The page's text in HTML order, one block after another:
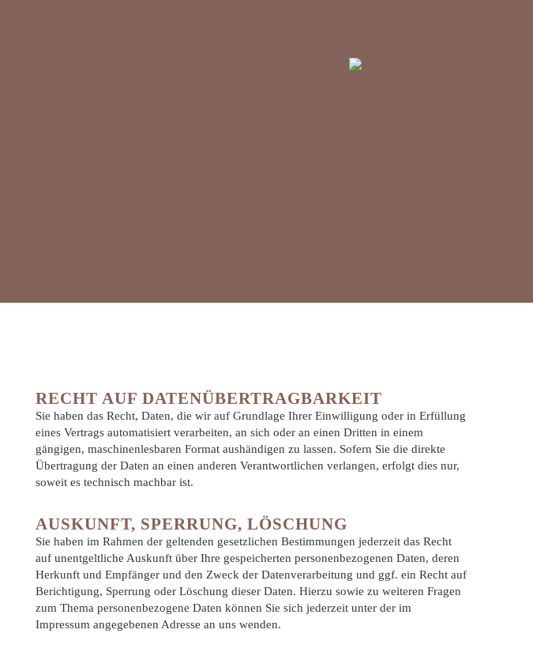
RECHT AUF DATENÜBERTRAGBARKEIT
Sie haben das Recht, Daten, die wir auf Grundlage Ihrer Einwilligung oder in Erfüllung
eines Vertrags automatisiert verarbeiten, an sich oder an einen Dritten in einem
gängigen, maschinenlesbaren Format aushändigen zu lassen. Sofern Sie die direkte
Übertragung der Daten an einen anderen Verantwortlichen verlangen, erfolgt dies nur,
soweit es technisch machbar ist.
AUSKUNFT, SPERRUNG, LÖSCHUNG
Sie haben im Rahmen der geltenden gesetzlichen Bestimmungen jederzeit das Recht
auf unentgeltliche Auskunft über Ihre gespeicherten personenbezogenen Daten, deren
Herkunft und Empfänger und den Zweck der Datenverarbeitung und ggf. ein Recht auf
Berichtigung, Sperrung oder Löschung dieser Daten. Hierzu sowie zu weiteren Fragen
zum Thema personenbezogene Daten können Sie sich jederzeit unter der im
Impressum angegebenen Adresse an uns wenden.